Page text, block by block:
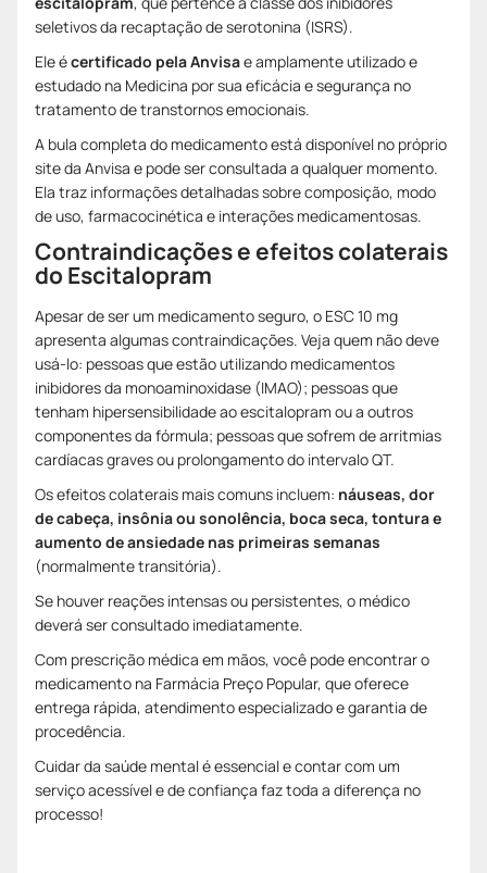
seletivos da recaptação de serotonina (ISRS).
Ele écertificado pela Anvisae amplamente utilizado e
estudado na Medicina por sua eficácia e segurança no
tratamento de transtornos emocionais.
A bula completa do medicamento está disponível no próprio
site da Anvisa e pode ser consultada a qualquer momento.
Ela traz informações detalhadas sobre composição, modo
de uso, farmacocinética e interações medicamentosas.
Contraindicações e efeitos colaterais
do Escitalopram
Apesar de ser um medicamento seguro, o ESC 10 mg
apresenta algumas contraindicações. Veja quem não deve
usá-lo: pessoas que estão utilizando medicamentos
inibidores da monoaminoxidase (IMAO); pessoas que
tenham hipersensibilidade ao escitalopram ou a outros
componentes da fórmula; pessoas que sofrem de arritmias
cardíacas graves ou prolongamento do intervalo QT.
Os efeitos colaterais mais comuns incluem: náuseas, dor
de cabeça, insônia ou sonolência, boca seca, tontura e
aumento de ansiedade nas primeiras semanas
(normalmente transitória).
Se houver reações intensas ou persistentes, o médico
deverá ser consultado imediatamente.
Com prescrição médica em mãos, você pode encontrar o
medicamento na Farmácia Preço Popular, que oferece
entrega rápida, atendimento especializado e garantia de
procedência.
Cuidar da saúde mental é essencial e contar com um
serviço acessível e de confiança faz toda a diferença no
processo!